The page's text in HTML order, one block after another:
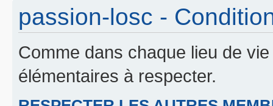
passion-losc -
Comme dans chaque lieu de
élémentaires à respecter.